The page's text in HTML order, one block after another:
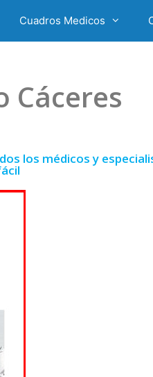
Cuadros Medicos
Cáceres
los médicos y